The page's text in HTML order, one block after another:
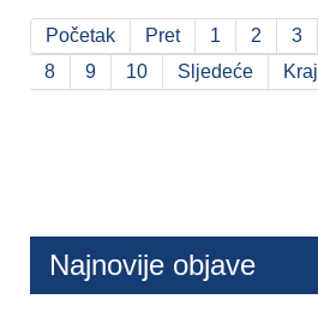
Početak Pret 1 2 3
8
9 10 Sljedeće Kraj
Najnovije objave